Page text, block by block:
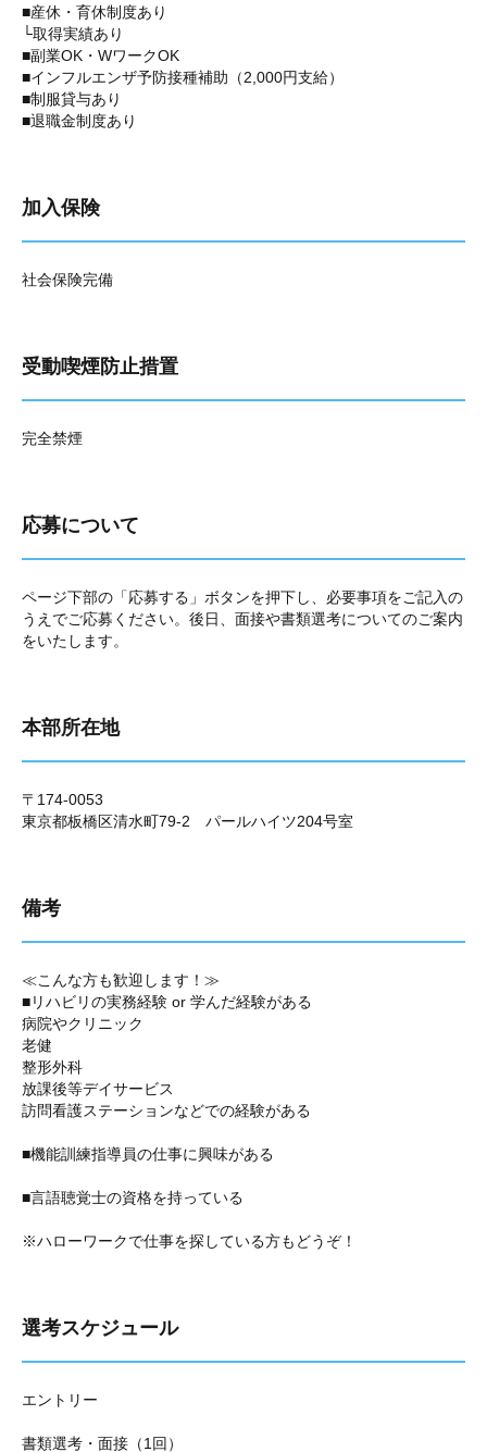
■産休・育休制度あり
└取得実績あり
■副業OK・WワークOK
■インフルエンザ予防接種補助（2,000円支給）
■制服貸与あり
■退職金制度あり
加入保険
社会保険完備
受動喫煙防止措置
完全禁煙
応募について
ページ下部の「応募する」ボタンを押下し、必要事項をご記入の
うえでご応募ください。後日、面接や書類選考についてのご案内
をいたします。
本部所在地
〒174-0053
東京都板橋区清水町79-2 パールハイツ204号室
備考
≪こんな方も歓迎します！≫
■リハビリの実務経験 or 学んだ経験がある
病院やクリニック
老健
整形外科
放課後等デイサービス
訪問看護ステーションなどでの経験がある
■機能訓練指導員の仕事に興味がある
■言語聴覚士の資格を持っている
※ハローワークで仕事を探している方もどうぞ！
選考スケジュール
エントリー
書類選考・面接（1回）